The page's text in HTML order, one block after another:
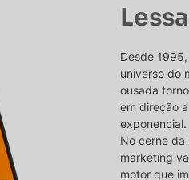
Desde
universo do
ousada
em direção
exponencial.
No cerne da
marketing
motor que